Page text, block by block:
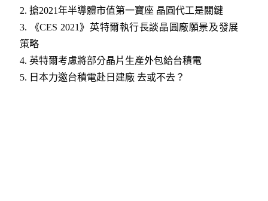
2. 搶2021年半導體市值第一寶座 晶圓代工是關鍵
3.
《CES 2021》英特爾執行長談晶圓廠願景及發展
策略
4. 英特爾考慮將部分晶片生產外包給台積電
5. 日本力邀台積電赴日建廠 去或不去？​